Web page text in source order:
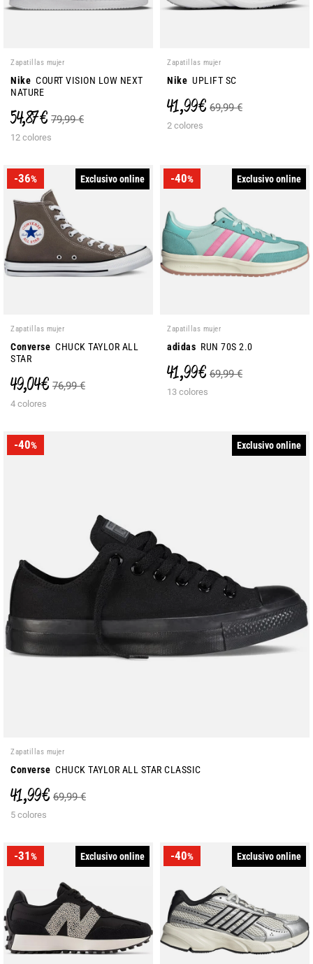
Zapatillas mujer
Nike COURT VISION LOW NEXT
NATURE
54,87 € 79,99 €
12 colores
Zapatillas mujer
Nike UPLIFT SC
41,99 € 69,99 €
2 colores
-36% Exclusivo online
Zapatillas mujer
Converse CHUCK TAYLOR ALL
STAR
49,04 € 76,99 €
4 colores
-40% Exclusivo online
Zapatillas mujer
adidas RUN 70S 2.0
41,99 € 69,99 €
13 colores
-40% Exclusivo online
Zapatillas mujer
Converse CHUCK TAYLOR ALL STAR CLASSIC
41,99 € 69,99 €
5 colores
-31% Exclusivo online -40% Exclusivo online